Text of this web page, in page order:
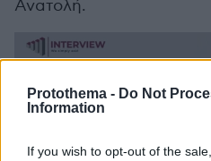
Protothema - Do Not
Information
If you wish to opt-out of the
Ανατολή.